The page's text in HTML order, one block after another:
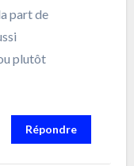
part de
plutôt
Répondre